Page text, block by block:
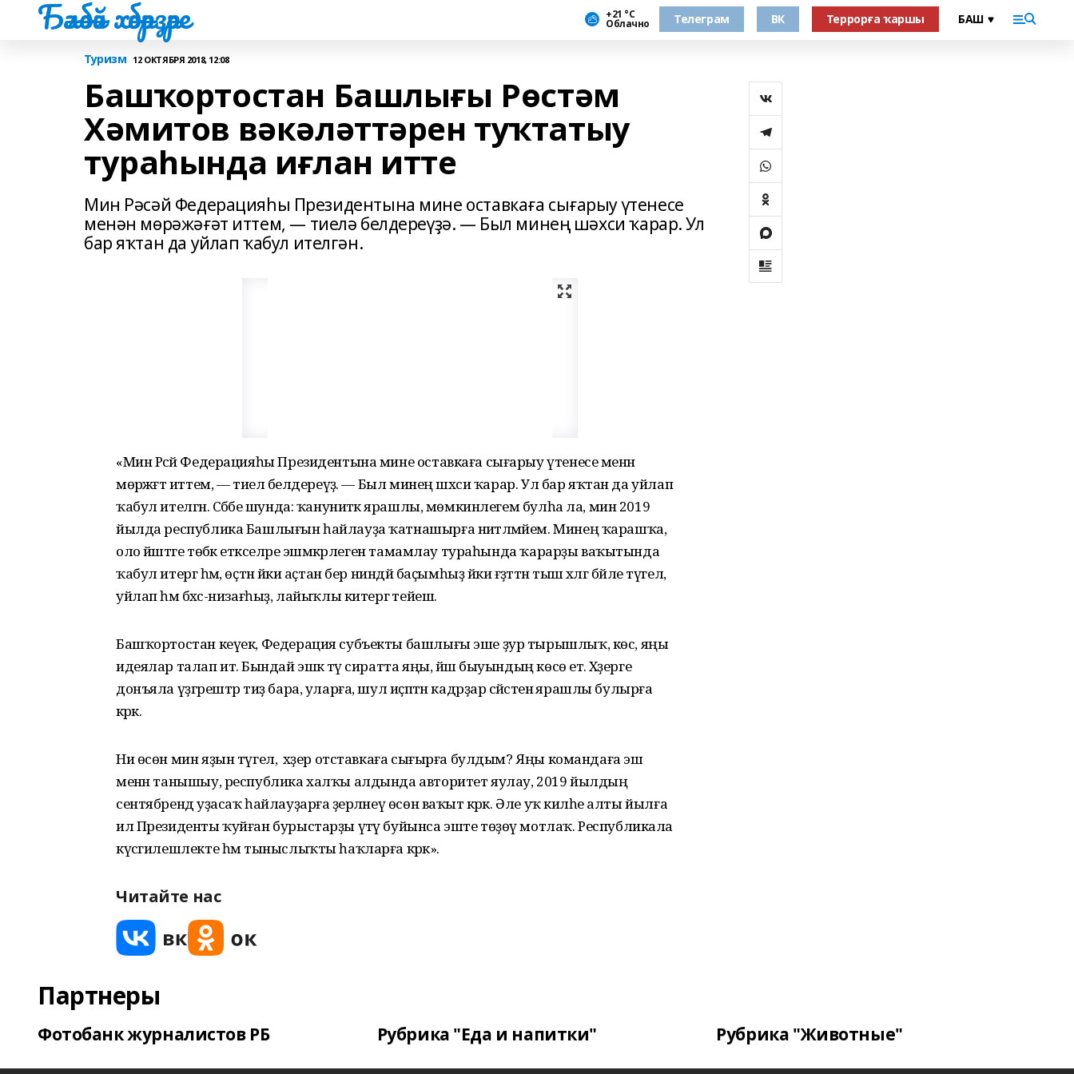
Бәләбәй хәбәрҙәре +21 °С
Облачно Телеграм ВК Террорға ҡаршы
Туризм 12 ОКТЯБРЯ 2018, 12:08
Башҡортостан Башлығы Рөстәм
Хәмитов вәкәләттәрен туҡтатыу
тураһында иғлан итте
Мин Рәсәй Федерацияһы Президентына мине оставкаға сығарыу үтенесе
менән мөрәжәғәт иттем, — тиелә белдереүҙә. — Был минең шәхси ҡарар. Ул
бар яҡтан да уйлап ҡабул ителгән.
«Мин Рәсәй Федерацияһы Президентына мине оставкаға сығарыу үтенесе менән
мөрәжәғәт иттем, — тиелә белдереүҙә. — Был минең шәхси ҡарар. Ул бар яҡтан да уйлап
ҡабул ителгән. Сәбәбе шунда: ҡануниәткә ярашлы, мөмкинлегем булһа ла, мин 2019
йылда республика Башлығын һайлауҙа ҡатнашырға ниәтләмәйем. Минең ҡарашҡа,
оло йәштәге төбәк етәкселәре эшмәкәрлеген тамамлау тураһында ҡарарҙы ваҡытында
ҡабул итергә һәм, өҫтән йәки аҫтан бер ниндәй баҫымһыҙ йәки ғәҙәттән тыш хәлгә бәйле түгел, ә
уйлап һәм бәхәс-низағһыҙ, лайыҡлы китергә тейеш.
Башҡортостан кеүек, Федерация субъекты башлығы эше ҙур тырышлыҡ, көс, яңы
идеялар талап итә. Бындай эшкә тәү сиратта яңы, йәш быуындың көсө етә. Хәҙерге
донъяла үҙгәрештәр тиҙ бара, уларға, шул иҫәптән кадрҙар сәйәсәтенә ярашлы булырға
кәрәк.
Ни өсөн мин яҙын түгел, ә хәҙер отставкаға сығырға булдым? Яңы командаға эш
менән танышыу, республика халҡы алдында авторитет яулау, 2019 йылдың
сентябрендә уҙасаҡ һайлауҙарға әҙерләнеү өсөн ваҡыт кәрәк. Әле уҡ киләһе алты йылға
ил Президенты ҡуйған бурыстарҙы үтәү буйынса эште төҙөү мотлаҡ. Республикала
күсәгилешлекте һәм тыныслыҡты һаҡларға кәрәк».
Читайте нас
Партнеры
Фотобанк журналистов РБ Рубрика "Еда и напитки" Рубрика "Животные"